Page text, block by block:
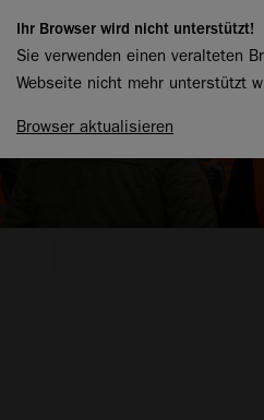
Ihr Browser wird nicht unterstützt!
Sie verwenden einen veralteten
Webseite nicht mehr unterstützt
Browser aktualisieren